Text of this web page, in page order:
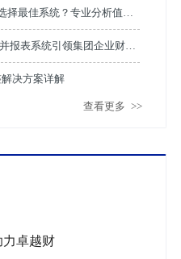
最佳系统？专业分析值得
报表系统引领集团企业财务
决方案详解
查看更多 >>